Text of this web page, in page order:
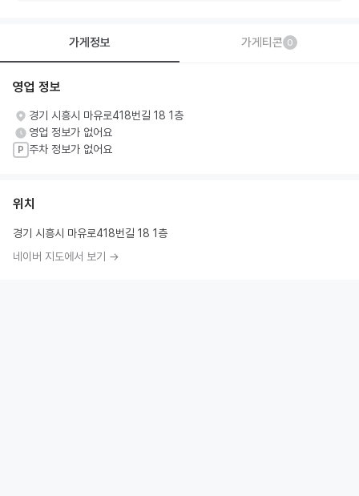
가게정보 가게티콘 0
영업 정보
경기 시흥시 마유로418번길 18 1층
영업 정보가 없어요
P 주차 정보가 없어요
위치
경기 시흥시 마유로418번길 18 1층
네이버 지도에서 보기 →